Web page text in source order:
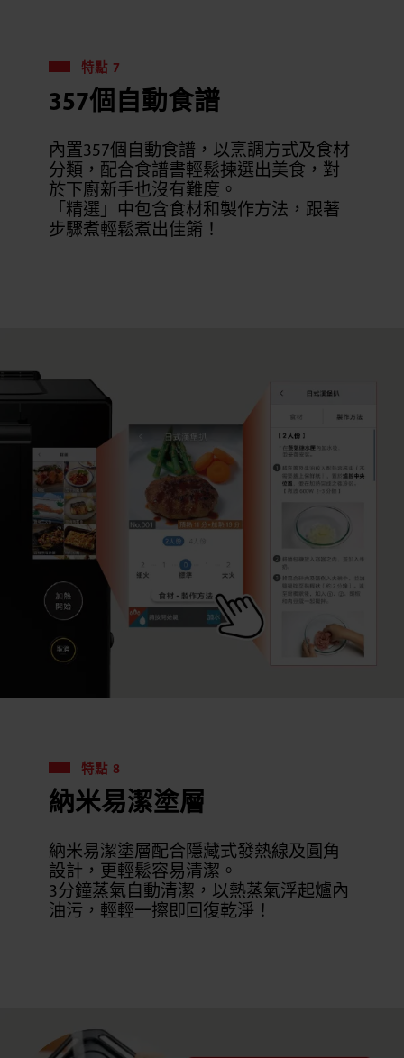
特點 7
357個自動食譜
內置357個自動食譜，以烹調方式及食材
分類，配合食譜書輕鬆揀選出美食，對
於下廚新手也沒有難度。
「精選」中包含食材和製作方法，跟著
步驟煮輕鬆煮出佳餚！
特點 8
納米易潔塗層
納米易潔塗層配合隱藏式發熱線及圓角
設計，更輕鬆容易清潔。
3分鐘蒸氣自動清潔，以熱蒸氣浮起爐內
油污，輕輕一擦即回復乾淨！